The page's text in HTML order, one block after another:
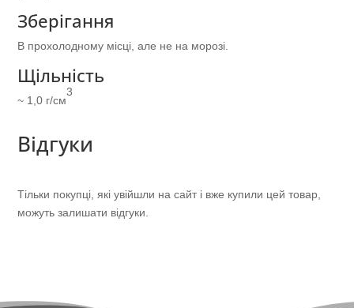
Зберігання
В прохолодному місці, але не на морозі.
Щільність
~ 1,0 г/см
3
Відгуки
Тільки покупці, які увійшли на сайт і вже купили цей товар,
можуть залишати відгуки.